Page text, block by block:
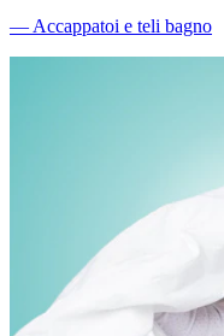
―Accappatoi e teli bagno